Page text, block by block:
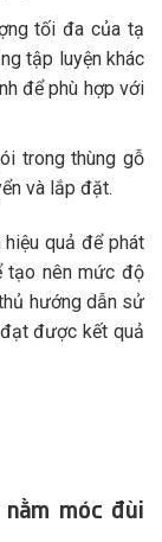
tối đa của tạ
tập luyện khác
để phù hợp với
trong thùng gỗ
và lắp đặt.
quả để phát
tạo nên mức độ
hướng dẫn sử
được kết quả
móc đùi